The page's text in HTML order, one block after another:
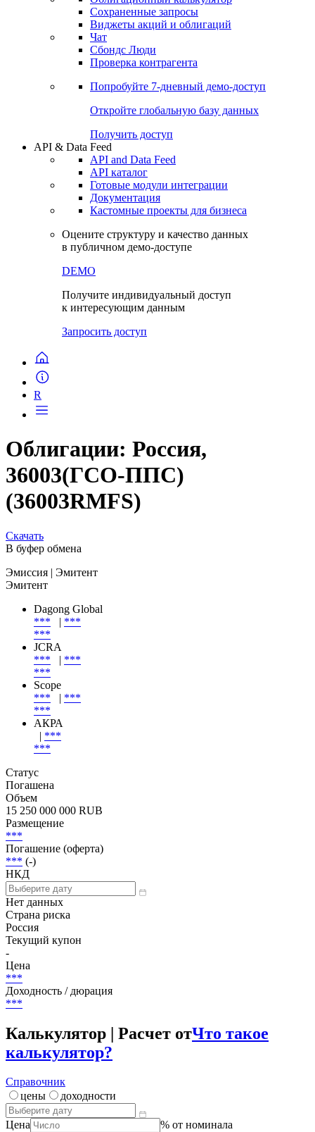
Сохраненные запросы
Виджеты акций и облигаций
Чат
Сбондс Люди
Проверка контрагента
Попробуйте 7-дневный демо-доступ
Откройте глобальную базу данных
Получить доступ
API & Data Feed
API and Data Feed
API каталог
Готовые модули интеграции
Документация
Кастомные проекты для бизнеса
Оцените структуру и качество данных
в публичном демо-доступе
DEMO
Получите индивидуальный доступ
к интересующим данным
Запросить доступ
R
Облигации: Россия,
36003(ГСО-ППС)
(36003RMFS)
Скачать
В буфер обмена
Эмиссия | Эмитент
Эмитент
Dagong Global
***
| ***
***
JCRA
***
| ***
***
Scope
***
| ***
***
АКРА
| ***
***
Статус
Погашена
Объем
15 250 000 000 RUB
Размещение
***
Погашение (оферта)
*** (-)
НКД
Нет данных
Страна риска
Россия
Текущий купон
-
Цена
***
Доходность / дюрация
***
Калькулятор | Расчет отЧто такое
калькулятор?
Справочник
цены
доходности
Цена
% от номинала